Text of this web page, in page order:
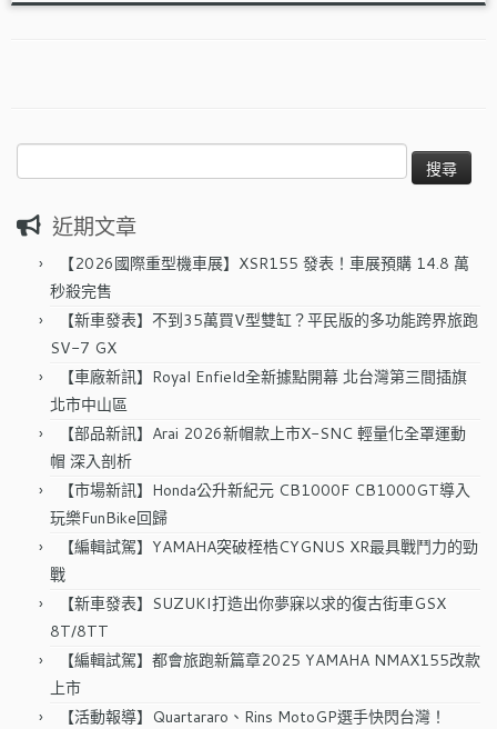
尋
鍵
近期文章
【2026國際重型機車展】XSR155 發表！車展預購 14.8 萬
秒殺完售
【新車發表】不到35萬買V型雙缸？平民版的多功能跨界旅跑
SV-7 GX
【車廠新訊】Royal Enfield全新據點開幕 北台灣第三間插旗
北市中山區
【部品新訊】Arai 2026新帽款上市X-SNC 輕量化全罩運動
帽 深入剖析
【市場新訊】Honda公升新紀元 CB1000F CB1000GT導入
玩樂FunBike回歸
【編輯試駕】YAMAHA突破桎梏CYGNUS XR最具戰鬥力的勁
戰
【新車發表】SUZUKI打造出你夢寐以求的復古街車GSX
8T/8TT
【編輯試駕】都會旅跑新篇章2025 YAMAHA NMAX155改款
上市
【活動報導】Quartararo、Rins MotoGP選手快閃台灣！